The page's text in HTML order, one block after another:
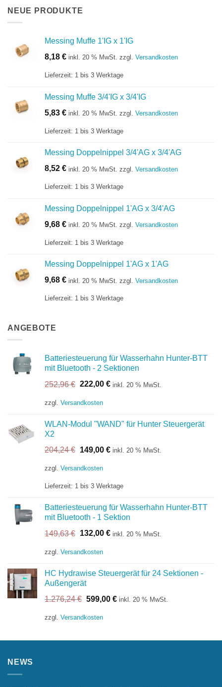
NEUE PRODUKTE
Messing Muffe 1'IG x 1'IG
8,18 € inkl. 20 % MwSt. zzgl. Versandkosten
Lieferzeit: 1 bis 3 Werktage
Messing Muffe 3/4'IG x 3/4'IG
5,83 € inkl. 20 % MwSt. zzgl. Versandkosten
Lieferzeit: 1 bis 3 Werktage
Messing Doppelnippel 3/4'AG x 3/4'AG
8,52 € inkl. 20 % MwSt. zzgl. Versandkosten
Lieferzeit: 1 bis 3 Werktage
Messing Doppelnippel 1'AG x 3/4'AG
9,68 € inkl. 20 % MwSt. zzgl. Versandkosten
Lieferzeit: 1 bis 3 Werktage
Messing Doppelnippel 1'AG x 1'AG
9,68 € inkl. 20 % MwSt. zzgl. Versandkosten
Lieferzeit: 1 bis 3 Werktage
ANGEBOTE
Batteriesteuerung für Wasserhahn Hunter-BTT
mit Bluetooth - 2 Sektionen
252,96€ Ursprünglicher
war:
222,00 €Aktueller
inkl. 20 % MwSt.
zzgl. Versandkosten
WLAN-Modul "WAND" für Hunter Steuergerät
X2
204,24€ Ursprünglicher
war:
149,00 €Aktueller
inkl. 20 % MwSt.
zzgl. Versandkosten
Lieferzeit: 1 bis 3 Werktage
Batteriesteuerung für Wasserhahn Hunter-BTT
mit Bluetooth - 1 Sektion
149,63€ Ursprünglicher
war:
132,00 €Aktueller
inkl. 20 % MwSt.
zzgl. Versandkosten
HC Hydrawise Steuergerät für 24 Sektionen -
Außengerät
1.276,24€ Ursprünglicher
war:
599,00 €Aktueller
inkl. 20 % MwSt.
zzgl. Versandkosten
NEWS